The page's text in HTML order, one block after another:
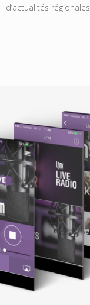
d’actualités régionales.